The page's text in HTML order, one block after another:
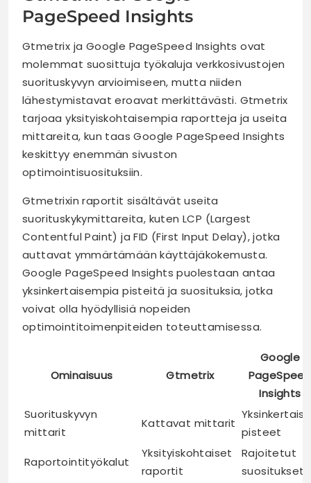
PageSpeed Insights
Gtmetrix ja Google PageSpeed Insights ovat
molemmat suosittuja työkaluja verkkosivustojen
suorituskyvyn arvioimiseen, mutta niiden
lähestymistavat eroavat merkittävästi. Gtmetrix
tarjoaa yksityiskohtaisempia raportteja ja useita
mittareita, kun taas Google PageSpeed Insights
keskittyy enemmän sivuston
optimointisuosituksiin.
Gtmetrixin raportit sisältävät useita
suorituskykymittareita, kuten LCP (Largest
Contentful Paint) ja FID (First Input Delay), jotka
auttavat ymmärtämään käyttäjäkokemusta.
Google PageSpeed Insights puolestaan antaa
yksinkertaisempia pisteitä ja suosituksia, jotka
voivat olla hyödyllisiä nopeiden
optimointitoimenpiteiden toteuttamisessa.
Ominaisuus Gtmetrix
Google
Insights
Suorituskyvyn
mittarit
Kattavat mittarit
pisteet
Raportointityökalut
Yksityiskohtaiset
raportit
Rajoitetut
suositukset